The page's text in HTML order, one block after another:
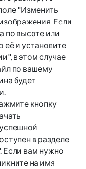
"Изменить
Если
по высоте или
её и установите
в этом случае
по вашему
будет
кнопку
в разделе
Если вам нужно
на имя